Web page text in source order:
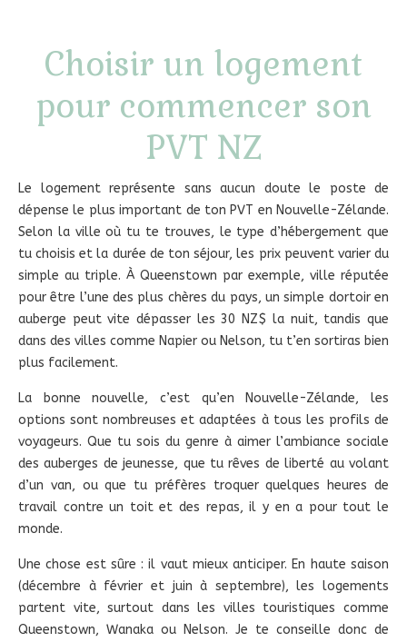
Choisir un logement
pour commencer son
PVT NZ
Le logement représente sans aucun doute le poste de
dépense le plus important de ton PVT en Nouvelle-Zélande.
Selon la ville où tu te trouves, le type d’hébergement que
tu choisis et la durée de ton séjour, les prix peuvent varier du
simple au triple. À Queenstown par exemple, ville réputée
pour être l’une des plus chères du pays, un simple dortoir en
auberge peut vite dépasser les 30 NZ$ la nuit, tandis que
dans des villes comme Napier ou Nelson, tu t’en sortiras bien
plus facilement.
La bonne nouvelle, c’est qu’en Nouvelle-Zélande, les
options sont nombreuses et adaptées à tous les profils de
voyageurs. Que tu sois du genre à aimer l’ambiance sociale
des auberges de jeunesse, que tu rêves de liberté au volant
d’un van, ou que tu préfères troquer quelques heures de
travail contre un toit et des repas, il y en a pour tout le
monde.
Une chose est sûre : il vaut mieux anticiper. En haute saison
(décembre à février et juin à septembre), les logements
partent vite, surtout dans les villes touristiques comme
Queenstown, Wanaka ou Nelson. Je te conseille donc de